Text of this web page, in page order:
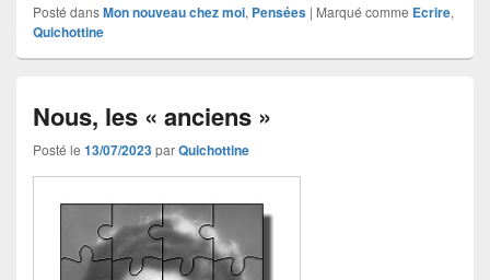
Posté dansMon nouveau chez moi, Pensées | Marqué comme Ecrire,
Quichottine
Nous, les « anciens »
Posté le 13/07/2023parQuichottine